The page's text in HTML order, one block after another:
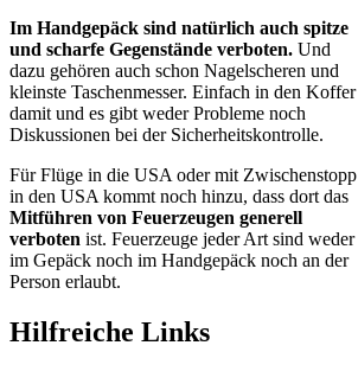
Im Handgepäck sind natürlich auch spitze
und scharfe Gegenstände verboten. Und
dazu gehören auch schon Nagelscheren und
kleinste Taschenmesser. Einfach in den Koffer
damit und es gibt weder Probleme noch
Diskussionen bei der Sicherheitskontrolle.
Für Flüge in die USA oder mit Zwischenstopp
in den USA kommt noch hinzu, dass dort das
Mitführen von Feuerzeugen generell
verboten ist. Feuerzeuge jeder Art sind weder
im Gepäck noch im Handgepäck noch an der
Person erlaubt.
Hilfreiche Links